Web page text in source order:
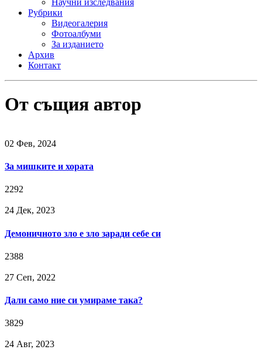
Научни изследвания
Рубрики
Видеогалерия
Фотоалбуми
За изданието
Архив
Контакт
От същия автор
02 Фев, 2024
За мишките и хората
2292
24 Дек, 2023
Демоничното зло е зло заради себе си
2388
27 Сeп, 2022
Дали само ние си умираме така?
3829
24 Авг, 2023